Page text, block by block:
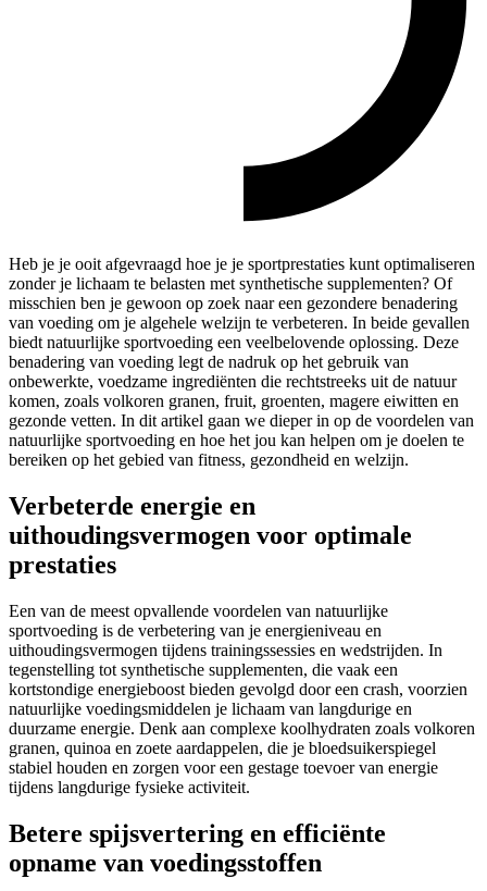
Heb je je ooit afgevraagd hoe je je sportprestaties kunt optimaliseren
zonder je lichaam te belasten met synthetische supplementen? Of
misschien ben je gewoon op zoek naar een gezondere benadering
van voeding om je algehele welzijn te verbeteren. In beide gevallen
biedt natuurlijke sportvoeding een veelbelovende oplossing. Deze
benadering van voeding legt de nadruk op het gebruik van
onbewerkte, voedzame ingrediënten die rechtstreeks uit de natuur
komen, zoals volkoren granen, fruit, groenten, magere eiwitten en
gezonde vetten. In dit artikel gaan we dieper in op de voordelen van
natuurlijke sportvoeding en hoe het jou kan helpen om je doelen te
bereiken op het gebied van fitness, gezondheid en welzijn.
Verbeterde energie en
uithoudingsvermogen voor optimale
prestaties
Een van de meest opvallende voordelen van natuurlijke
sportvoeding is de verbetering van je energieniveau en
uithoudingsvermogen tijdens trainingssessies en wedstrijden. In
tegenstelling tot synthetische supplementen, die vaak een
kortstondige energieboost bieden gevolgd door een crash, voorzien
natuurlijke voedingsmiddelen je lichaam van langdurige en
duurzame energie. Denk aan complexe koolhydraten zoals volkoren
granen, quinoa en zoete aardappelen, die je bloedsuikerspiegel
stabiel houden en zorgen voor een gestage toevoer van energie
tijdens langdurige fysieke activiteit.
Betere spijsvertering en efficiënte
opname van voedingsstoffen